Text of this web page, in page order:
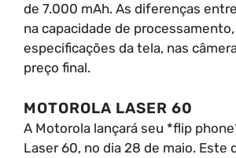
de 7.000 mAh. As diferenças
na capacidade de
especificações da tela, nas
preço final.
MOTOROLA LASER 60
A Motorola lançará seu *flip
Laser 60, no dia 28 de maio. Este